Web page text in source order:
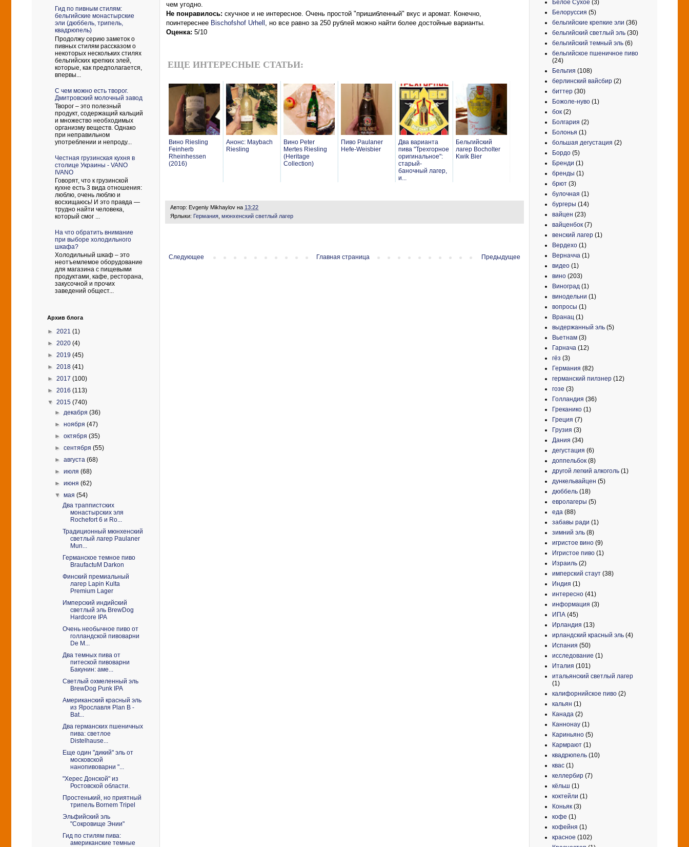
чем угодно.
Не понравилось: скучное и не интересное. Очень простой "пришибленный" вкус и аромат. Конечно,
поинтереснее Bischofshof Urhell
, но все равно за 250 рублей можно найти более достойные варианты.
Оценка: 5/10
ЕЩЕ ИНТЕРЕСНЫЕ СТАТЬИ:
Вино Riesling
Feinherb
Rheinhessen
(2016)
Анонс: Maybach
Riesling
Вино Peter
Mertes Riesling
(Heritage
Collection)
Пиво Paulaner
Hefe-Weisbier
Два варианта
пива "Трехгорное
оригинальное":
старый-
баночный лагер,
и...
Бельгийский
лагер Bocholter
Kwik Bier
Автор: Evgeniy Mikhaylov на 13:22
Ярлыки: Германия мюнхенский светлый лагер
Следующее Предыдущее
Главная страница
Гид по пивным стилям:
бельгийские монастырские
эли (дюббель, трипель,
квадрюпель)
Продолжу серию заметок о
пивных стилям рассказом о
некоторых нескольких стилях
бельгийских крепких элей,
которые, как предполагается,
впервы...
С чем можно есть творог.
Дмитровский молочный завод
Творог – это полезный
продукт, содержащий кальций
и множество необходимых
организму веществ. Однако
при неправильном
употреблении и непроду...
Честная грузинская кухня в
столице Украины - VANO
IVANO
Говорят, что к грузинской
кухне есть 3 вида отношения:
люблю, очень люблю и
восхищаюсь! И это правда —
трудно найти человека,
который смог ...
На что обратить внимание
при выборе холодильного
шкафа?
Холодильный шкаф – это
неотъемлемое оборудование
для магазина с пищевыми
продуктами, кафе, ресторана,
закусочной и прочих
заведений общест...
Архив блога
► 2021 (1)
► 2020 (4)
► 2019 (45)
► 2018 (41)
► 2017 (100)
► 2016 (113)
▼ 2015 (740)
► декабря(36)
►ноября(47)
►октября(35)
►сентября(55)
►августа(68)
►июля(68)
►июня(62)
▼мая(54)
Два траппистских
монастырских эля
Rochefort 6 и Ro...
Традиционный мюнхенский
светлый лагер Paulaner
Mun...
Германское темное пиво
BraufactuM Darkon
Финский премиальный
лагер Lapin Kulta
Premium Lager
Имперский индийский
светлый эль BrewDog
Hardcore IPA
Очень необычное пиво от
голландской пивоварни
De M...
Два темных пива от
питеской пивоварни
Бакунин: аме...
Светлый охмеленный эль
BrewDog Punk IPA
Американский красный эль
из Ярославля Plan B -
Bat...
Два германских пшеничных
пива: светлое
Distelhause...
Еще один "дикий" эль от
московской
нанопивоварни "...
"Херес Донской" из
Ростовской области.
Простенький, но приятный
трипель Bornem Tripel
Эльфийский эль
"Сокровище Энии"
Гид по стилям пива:
американские темные
Белое Сухое (3)
Белоруссия (5)
бельгийские крепкие эли (36)
бельгийский светлый эль (30)
бельгийский темный эль (6)
бельгийское пшеничное пиво
(24)
Бельгия (108)
берлинский вайсбир (2)
биттер (30)
Божоле-нуво (1)
бок (2)
Болгария (2)
Болонья (1)
большая дегустация (2)
Бордо (5)
Бренди (1)
бренды (1)
брют (3)
булочная (1)
бургеры (14)
вайцен (23)
вайценбок (7)
венский лагер (1)
Вердехо (1)
Верначча (1)
видео (1)
вино (203)
Виноград (1)
винодельни (1)
вопросы (1)
Вранац (1)
выдержанный эль (5)
Вьетнам (3)
Гарнача (12)
гёз (3)
Германия (82)
германский пилзнер (12)
гозе (3)
Голландия (36)
Греканико (1)
Греция (7)
Грузия (3)
Дания (34)
дегустация (6)
доппельбок (8)
другой легкий алкоголь (1)
дункельвайцен (5)
дюббель (18)
евролагеры (5)
еда (88)
забавы ради (1)
зимний эль (8)
игристое вино (9)
Игристое пиво (1)
Израиль (2)
имперский стаут (38)
Индия (1)
интересно (41)
информация (3)
ИПА (45)
Ирландия (13)
ирландский красный эль (4)
Испания (50)
исследование (1)
Италия (101)
итальянский светлый лагер
(1)
калифорнийское пиво (2)
кальян (1)
Канада (2)
Каннонау (1)
Кариньяно (5)
Кармрают (1)
квадрюпель (10)
квас (1)
келлербир (7)
кёльш (1)
коктейли (1)
Коньяк (3)
кофе (1)
кофейня (1)
красное (102)